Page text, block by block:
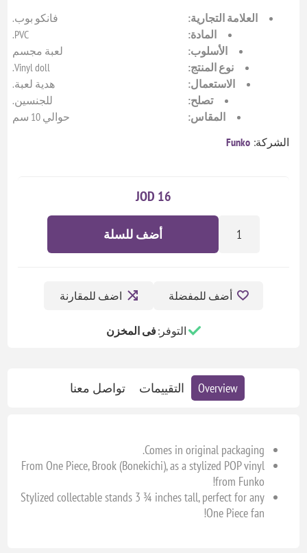
العلامة التجارية:
فانكو بوب.
المادة:
PVC.
الأسلوب:
لعبة مجسم
نوع المنتج:
Vinyl doll.
الاستعمال:
هدية لعبة.
تصلح:
للجنسين.
المقاس:
حوالي 10 سم
الشركة: Funko
16 JOD
أضف للسلة
أضف للمفضلة اضف للمقارنة
التوفر:فى المخزن
Overview التقييمات تواصل معنا
Comes in original packaging.
From One Piece, Brook (Bonekichi), as a stylized POP vinyl
from Funko!
Stylized collectable stands 3 ¾ inches tall, perfect for any
One Piece fan!